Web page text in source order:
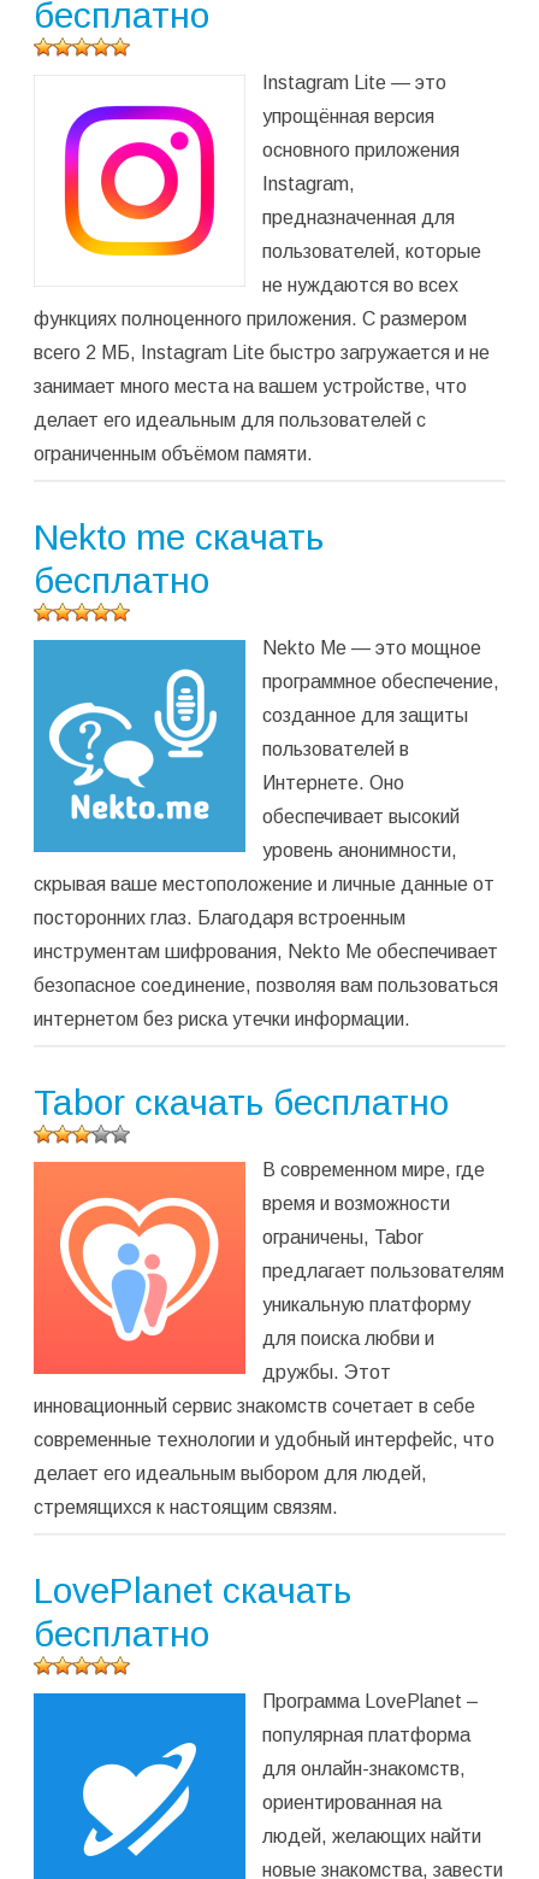
бесплатно
оценок,
среднее:
5,00из 5)
Instagram Lite — это
упрощённая версия
основного приложения
Instagram,
предназначенная для
пользователей, которые
не нуждаются во всех
функциях полноценного приложения. С размером
всего 2 МБ, Instagram Lite быстро загружается и не
занимает много места на вашем устройстве, что
делает его идеальным для пользователей с
ограниченным объёмом памяти.
Nekto me скачать
бесплатно
Оцените
среднее:
5,00из 5)
Nekto Me — это мощное
программное обеспечение,
созданное для защиты
пользователей в
Интернете. Оно
обеспечивает высокий
уровень анонимности,
скрывая ваше местоположение и личные данные от
посторонних глаз. Благодаря встроенным
инструментам шифрования, Nekto Me обеспечивает
безопасное соединение, позволяя вам пользоваться
интернетом без риска утечки информации.
Tabor скачать бесплатно
Оцените
оценок,
среднее:
3,00
из 5)
В современном мире, где
время и возможности
ограничены, Tabor
предлагает пользователям
уникальную платформу
для поиска любви и
дружбы. Этот
инновационный сервис знакомств сочетает в себе
современные технологии и удобный интерфейс, что
делает его идеальным выбором для людей,
стремящихся к настоящим связям.
LovePlanet скачать
бесплатно
Оцените
из 5)
Программа LovePlanet –
популярная платформа
для онлайн-знакомств,
ориентированная на
людей, желающих найти
новые знакомства, завести